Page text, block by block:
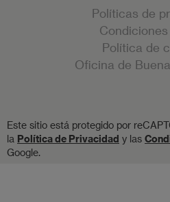
Políticas de
Política de
Oficina de
Este sitio está protegido por
la Política de Privacidad y las
Google.